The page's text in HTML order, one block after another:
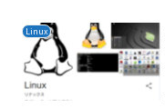
Linux